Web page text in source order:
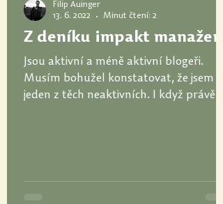
Z deníku impakt manažera
Jsou aktivní a méně aktivní blogeři.
Musím bohužel konstatovat, že jsem
jeden z těch neaktivních. I když právě
Filip Auinger
13. 6. 2022
Minut čtení: 2